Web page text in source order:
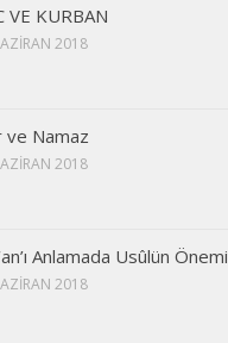
VE KURBAN
2018
ve Namaz
2018
Anlamada Usûlün Önemi
2018